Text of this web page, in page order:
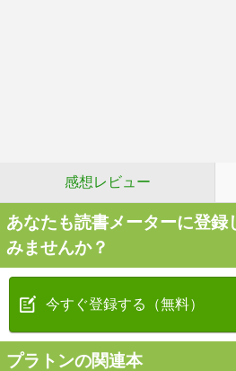
感想レビュー
あなたも読書メーターに登録
みませんか？
今すぐ登録する（無料）
プラトンの関連本